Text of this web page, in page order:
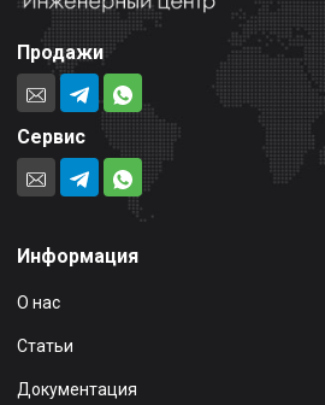
Продажи
Сервис
Информация
О нас
Статьи
Документация